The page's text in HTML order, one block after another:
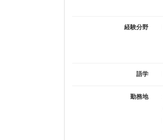
経験分野
語学
勤務地